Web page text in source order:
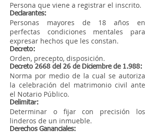
Persona que viene a registrar el inscrito.
Declarantes:
Personas mayores de 18 años en
perfectas condiciones mentales para
expresar hechos que les constan.
Decreto:
Orden, precepto, disposición.
Decreto 2668 del 26 de Diciembre de 1.988:
Norma por medio de la cual se autoriza
la celebración del matrimonio civil ante
el Notario Público.
Delimitar:
Determinar o fijar con precisión los
linderos de un inmueble.
Derechos Gananciales: